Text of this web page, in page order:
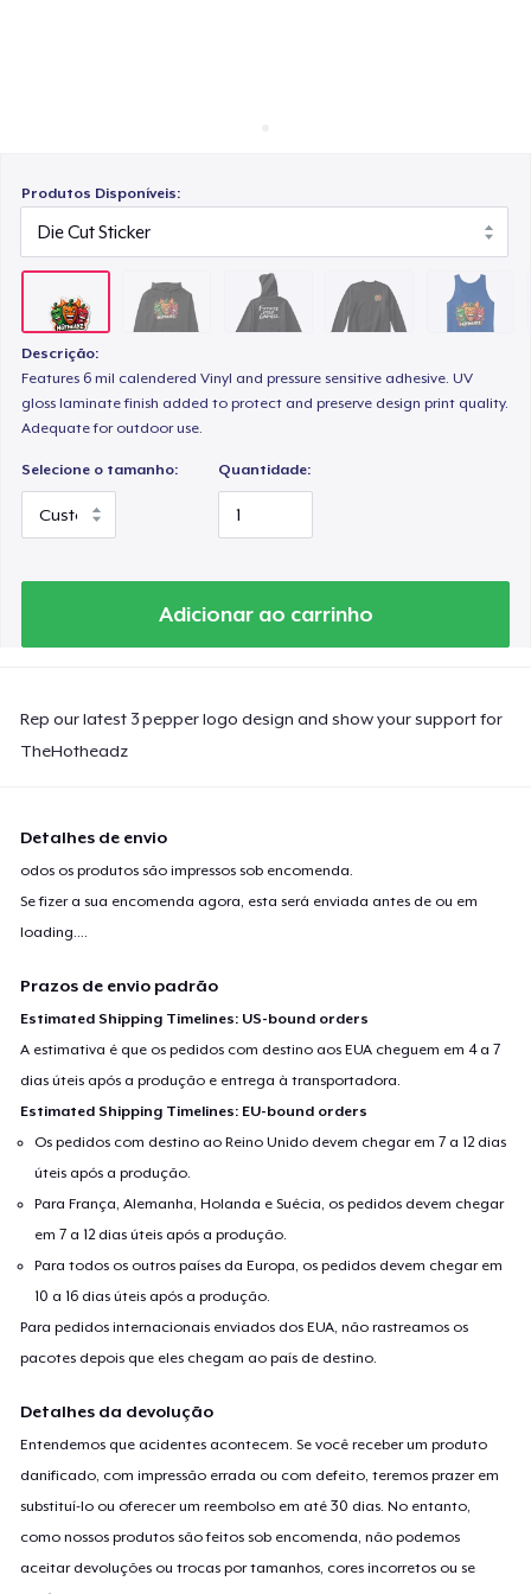
Produtos Disponíveis:
Descrição:
Features 6 mil calendered Vinyl and pressure sensitive adhesive. UV
gloss laminate finish added to protect and preserve design print quality.
Adequate for outdoor use.
Selecione o tamanho: Quantidade:
Adicionar ao carrinho
Rep our latest 3 pepper logo design and show your support for
TheHotheadz
Detalhes de envio
odos os produtos são impressos sob encomenda.
Se fizer a sua encomenda agora, esta será enviada antes de ou em
loading....
Prazos de envio padrão
Estimated Shipping Timelines: US-bound orders
A estimativa é que os pedidos com destino aos EUA cheguem em 4 a 7
dias úteis após a produção e entrega à transportadora.
Estimated Shipping Timelines: EU-bound orders
Os pedidos com destino ao Reino Unido devem chegar em 7 a 12 dias
úteis após a produção.
Para França, Alemanha, Holanda e Suécia, os pedidos devem chegar
em 7 a 12 dias úteis após a produção.
Para todos os outros países da Europa, os pedidos devem chegar em
10 a 16 dias úteis após a produção.
Para pedidos internacionais enviados dos EUA, não rastreamos os
pacotes depois que eles chegam ao país de destino.
Detalhes da devolução
Entendemos que acidentes acontecem. Se você receber um produto
danificado, com impressão errada ou com defeito, teremos prazer em
substituí-lo ou oferecer um reembolso em até 30 dias. No entanto,
como nossos produtos são feitos sob encomenda, não podemos
aceitar devoluções ou trocas por tamanhos, cores incorretos ou se